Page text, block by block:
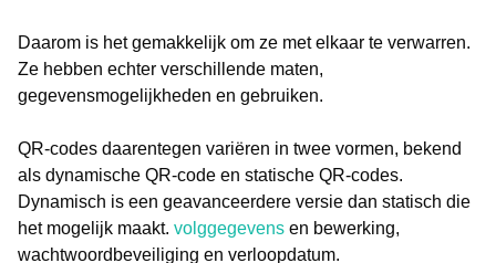
Daarom is het gemakkelijk om ze met elkaar te verwarren.
Ze hebben echter verschillende maten,
gegevensmogelijkheden en gebruiken.
QR-codes daarentegen variëren in twee vormen, bekend
als dynamische QR-code en statische QR-codes.
Dynamisch is een geavanceerdere versie dan statisch die
het mogelijk maakt. volggegevens en bewerking,
wachtwoordbeveiliging en verloopdatum.